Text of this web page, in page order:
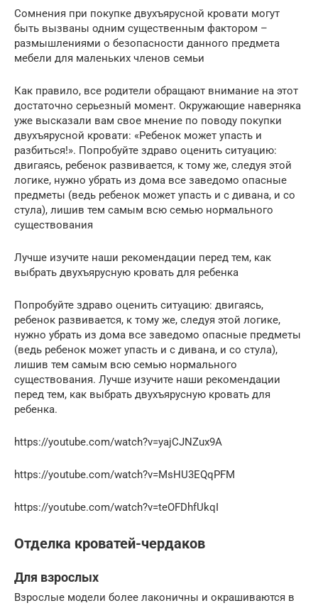
Сомнения при покупке двухъярусной кровати могут
быть вызваны одним существенным фактором –
размышлениями о безопасности данного предмета
мебели для маленьких членов семьи
Как правило, все родители обращают внимание на этот
достаточно серьезный момент. Окружающие наверняка
уже высказали вам свое мнение по поводу покупки
двухъярусной кровати: «Ребенок может упасть и
разбиться!». Попробуйте здраво оценить ситуацию:
двигаясь, ребенок развивается, к тому же, следуя этой
логике, нужно убрать из дома все заведомо опасные
предметы (ведь ребенок может упасть и с дивана, и со
стула), лишив тем самым всю семью нормального
существования
Лучше изучите наши рекомендации перед тем, как
выбрать двухъярусную кровать для ребенка
Попробуйте здраво оценить ситуацию: двигаясь,
ребенок развивается, к тому же, следуя этой логике,
нужно убрать из дома все заведомо опасные предметы
(ведь ребенок может упасть и с дивана, и со стула),
лишив тем самым всю семью нормального
существования. Лучше изучите наши рекомендации
перед тем, как выбрать двухъярусную кровать для
ребенка.
https://youtube.com/watch?v=yajCJNZux9A
https://youtube.com/watch?v=MsHU3EQqPFM
https://youtube.com/watch?v=teOFDhfUkqI
Отделка кроватей-чердаков
Для взрослых
Взрослые модели более лаконичны и окрашиваются в